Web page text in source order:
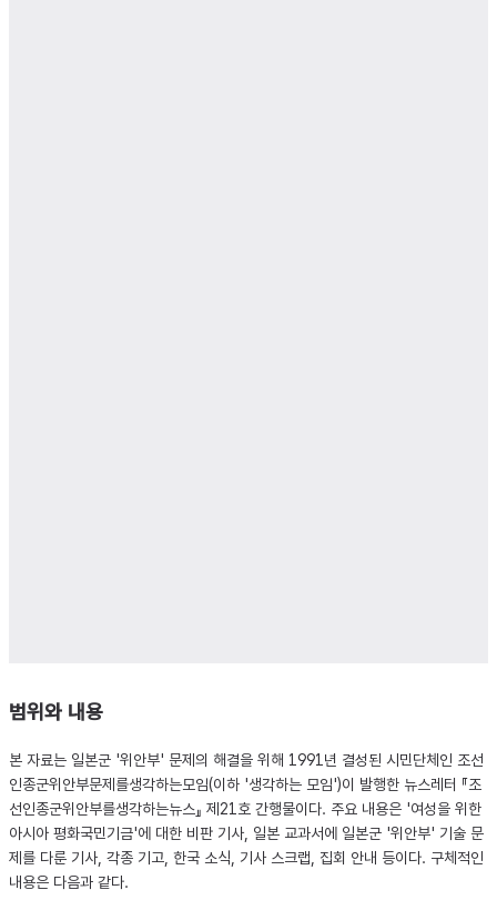
범위와 내용
본 자료는 일본군 '위안부' 문제의 해결을 위해 1991년 결성된 시민단체인 조선
인종군위안부문제를생각하는모임(이하 '생각하는 모임')이 발행한 뉴스레터 『조
선인종군위안부를생각하는뉴스』 제21호 간행물이다. 주요 내용은 '여성을 위한
아시아 평화국민기금'에 대한 비판 기사, 일본 교과서에 일본군 '위안부' 기술 문
제를 다룬 기사, 각종 기고, 한국 소식, 기사 스크랩, 집회 안내 등이다. 구체적인
내용은 다음과 같다.